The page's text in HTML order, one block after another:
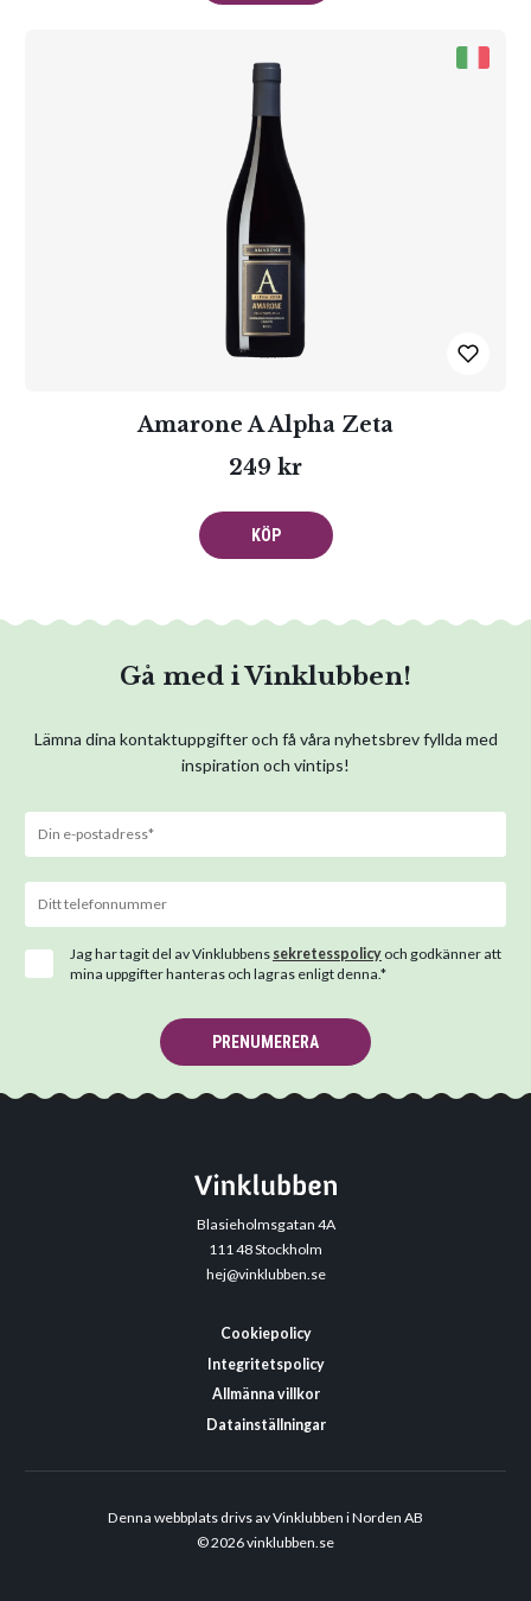
Amarone A Alpha Zeta
249 kr
KÖP
Gå med i Vinklubben!
Lämna dina kontaktuppgifter och få våra nyhetsbrev fyllda med
inspiration och vintips!
Jag har tagit del av Vinklubbens sekretesspolicy och godkänner att
mina uppgifter hanteras och lagras enligt denna.*
PRENUMERERA
Blasieholmsgatan 4A
111 48 Stockholm
hej@vinklubben.se
Cookiepolicy
Integritetspolicy
Allmänna villkor
Datainställningar
Denna webbplats drivs av Vinklubben i Norden AB
© 2026 vinklubben.se